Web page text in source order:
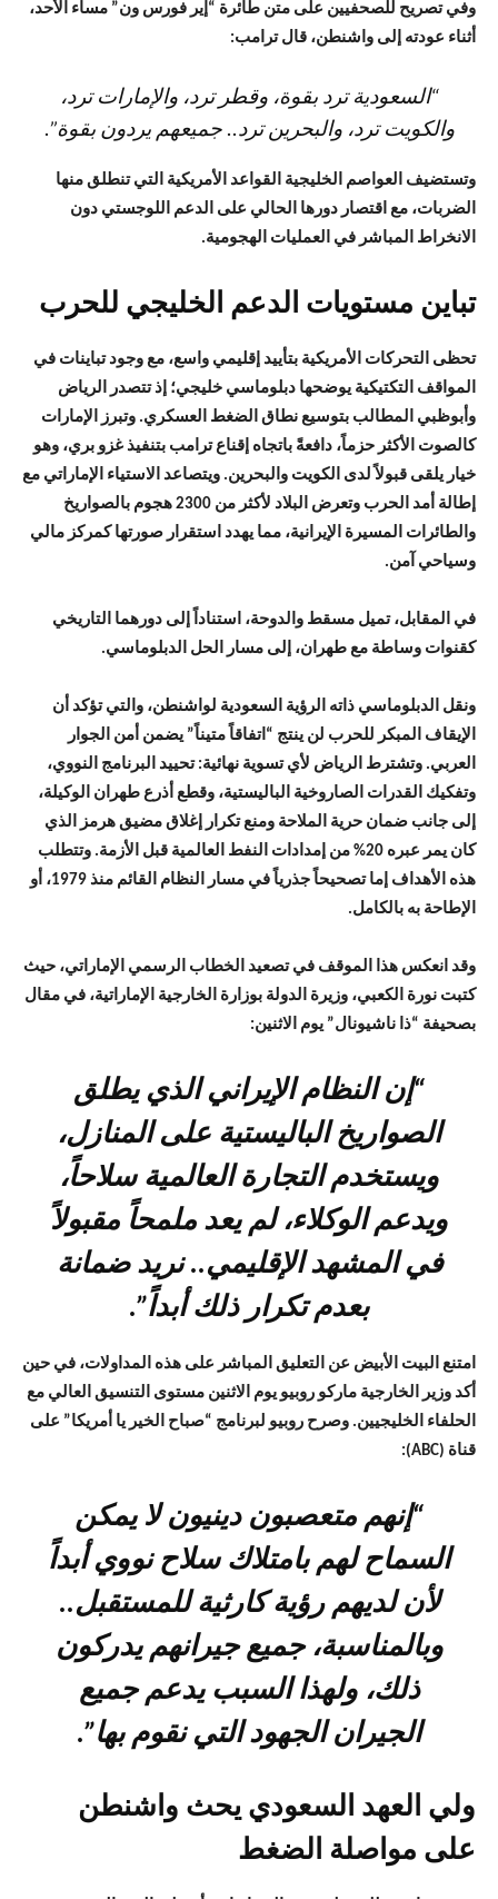
وفي تصريح للصحفيين على متن طائرة “إير فورس ون” مساء الأحد،
أثناء عودته إلى واشنطن، قال ترامب:
“السعودية ترد بقوة، وقطر ترد، والإمارات ترد،
والكويت ترد، والبحرين ترد.. جميعهم يردون بقوة”.
وتستضيف العواصم الخليجية القواعد الأمريكية التي تنطلق منها
الضربات، مع اقتصار دورها الحالي على الدعم اللوجستي دون
الانخراط المباشر في العمليات الهجومية.
تباين مستويات الدعم الخليجي للحرب
تحظى التحركات الأمريكية بتأييد إقليمي واسع، مع وجود تباينات في
المواقف التكتيكية يوضحها دبلوماسي خليجي؛ إذ تتصدر الرياض
وأبوظبي المطالب بتوسيع نطاق الضغط العسكري. وتبرز الإمارات
كالصوت الأكثر حزماً، دافعةً باتجاه إقناع ترامب بتنفيذ غزو بري، وهو
خيار يلقى قبولاً لدى الكويت والبحرين. ويتصاعد الاستياء الإماراتي مع
إطالة أمد الحرب وتعرض البلاد لأكثر من 2300 هجوم بالصواريخ
والطائرات المسيرة الإيرانية، مما يهدد استقرار صورتها كمركز مالي
وسياحي آمن.
في المقابل، تميل مسقط والدوحة، استناداً إلى دورهما التاريخي
كقنوات وساطة مع طهران، إلى مسار الحل الدبلوماسي.
ونقل الدبلوماسي ذاته الرؤية السعودية لواشنطن، والتي تؤكد أن
الإيقاف المبكر للحرب لن ينتج “اتفاقاً متيناً” يضمن أمن الجوار
العربي. وتشترط الرياض لأي تسوية نهائية: تحييد البرنامج النووي،
وتفكيك القدرات الصاروخية الباليستية، وقطع أذرع طهران الوكيلة،
إلى جانب ضمان حرية الملاحة ومنع تكرار إغلاق مضيق هرمز الذي
كان يمر عبره 20% من إمدادات النفط العالمية قبل الأزمة. وتتطلب
هذه الأهداف إما تصحيحاً جذرياً في مسار النظام القائم منذ 1979، أو
الإطاحة به بالكامل.
وقد انعكس هذا الموقف في تصعيد الخطاب الرسمي الإماراتي، حيث
كتبت نورة الكعبي، وزيرة الدولة بوزارة الخارجية الإماراتية، في مقال
بصحيفة “ذا ناشيونال” يوم الاثنين:
“إن النظام الإيراني الذي يطلق
الصواريخ الباليستية على المنازل،
ويستخدم التجارة العالمية سلاحاً،
ويدعم الوكلاء، لم يعد ملمحاً مقبولاً
في المشهد الإقليمي.. نريد ضمانة
بعدم تكرار ذلك أبداً”.
امتنع البيت الأبيض عن التعليق المباشر على هذه المداولات، في حين
أكد وزير الخارجية ماركو روبيو يوم الاثنين مستوى التنسيق العالي مع
الحلفاء الخليجيين. وصرح روبيو لبرنامج “صباح الخير يا أمريكا” على
قناة (ABC):
“إنهم متعصبون دينيون لا يمكن
السماح لهم بامتلاك سلاح نووي أبداً
لأن لديهم رؤية كارثية للمستقبل..
وبالمناسبة، جميع جيرانهم يدركون
ذلك، ولهذا السبب يدعم جميع
الجيران الجهود التي نقوم بها”.
ولي العهد السعودي يحث واشنطن
على مواصلة الضغط